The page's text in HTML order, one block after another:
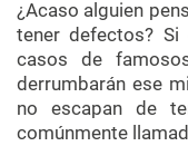
¿Acaso alguien
tener defectos?
casos de
derrumbarán ese
no escapan de
comúnmente